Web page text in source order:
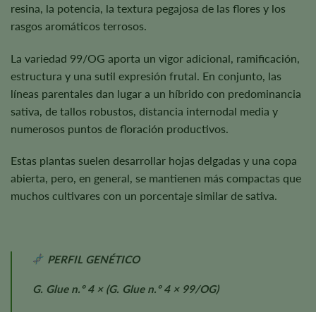
resina, la potencia, la textura pegajosa de las flores y los
rasgos aromáticos terrosos.
La variedad 99/OG aporta un vigor adicional, ramificación,
estructura y una sutil expresión frutal. En conjunto, las
líneas parentales dan lugar a un híbrido con predominancia
sativa, de tallos robustos, distancia internodal media y
numerosos puntos de floración productivos.
Estas plantas suelen desarrollar hojas delgadas y una copa
abierta, pero, en general, se mantienen más compactas que
muchos cultivares con un porcentaje similar de sativa.
PERFIL GENÉTICO
G. Glue n.º 4 × (G. Glue n.º 4 × 99/OG)